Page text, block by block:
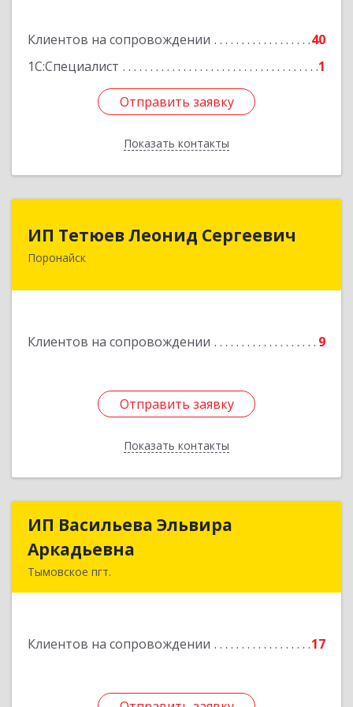
Клиентов на сопровождении
40
1С:Специалист
1
Отправить заявку
Показать контакты
Отправить заявку
Назад
ИП Тетюев Леонид Сергеевич
Поронайск
Клиентов на сопровождении 9
Отправить заявку
Показать контакты
694242, Сахалинская обл, Поронайск г, Фрунзе
Отправить заявку
Назад
ИП Васильева Эльвира
Аркадьевна
Тымовское пгт.
Клиентов на сопровождении 17
ИП Васильева Эльвира